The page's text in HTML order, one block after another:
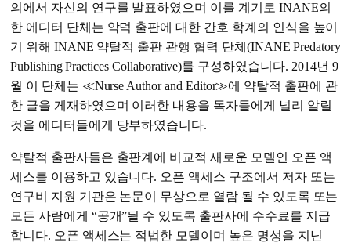
의에서 자신의 연구를 발표하였으며 이를 계기로 INANE의
한 에디터 단체는 악덕 출판에 대한 간호 학계의 인식을 높이
기 위해 INANE 약탈적 출판 관행 협력 단체(INANE Predatory
Publishing Practices Collaborative)를 구성하였습니다. 2014년 9
월 이 단체는 ≪Nurse Author and Editor≫에 약탈적 출판에 관
한 글을 게재하였으며 이러한 내용을 독자들에게 널리 알릴
것을 에디터들에게 당부하였습니다.
약탈적 출판사들은 출판계에 비교적 새로운 모델인 오픈 액
세스를 이용하고 있습니다. 오픈 액세스 구조에서 저자 또는
연구비 지원 기관은 논문이 무상으로 열람 될 수 있도록 또는
모든 사람에게 “공개”될 수 있도록 출판사에 수수료를 지급
합니다. 오픈 액세스는 적법한 모델이며 높은 명성을 지닌